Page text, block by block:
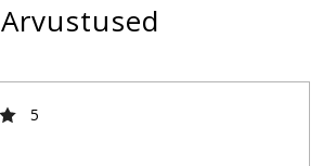
Arvustused
5